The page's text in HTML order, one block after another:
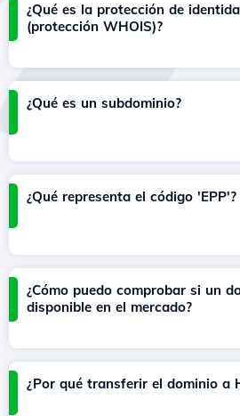
¿Qué es la protección de
(protección WHOIS)?
¿Qué es un subdominio?
¿Qué representa el código 'EPP'?
¿Cómo puedo comprobar si un
disponible en el mercado?
¿Por qué transferir el dominio a